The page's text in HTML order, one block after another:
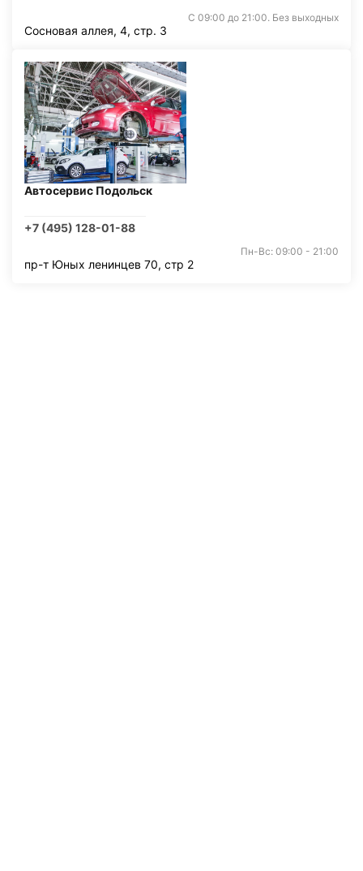
С 09:00 до 21:00. Без выходных
Сосновая аллея, 4, стр. 3
Автосервис Подольск
+7 (495) 128-01-88
Пн-Вс: 09:00 - 21:00
пр-т Юных ленинцев 70, стр 2